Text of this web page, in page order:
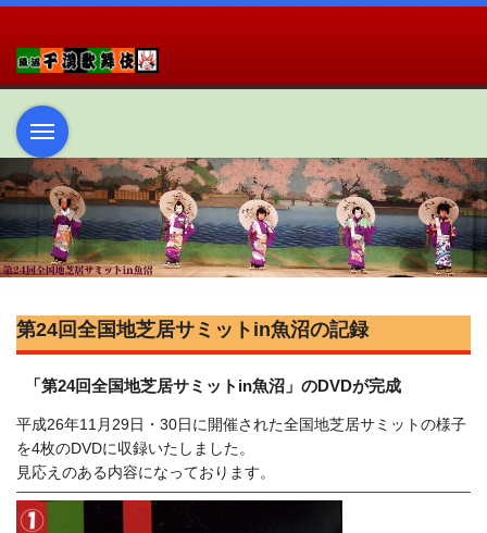
第24回全国地芝居サミットin魚沼の記録
「第24回全国地芝居サミットin魚沼」のDVDが完成
平成26年11月29日・30日に開催された全国地芝居サミットの様子
を4枚のDVDに収録いたしました。
見応えのある内容になっております。